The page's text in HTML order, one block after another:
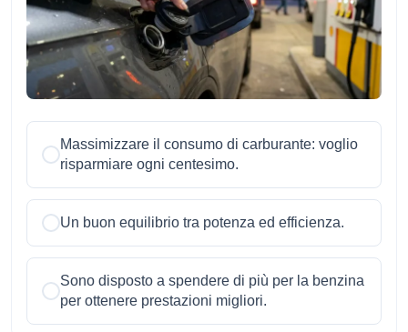
Massimizzare il consumo di carburante: voglio
risparmiare ogni centesimo.
Un buon equilibrio tra potenza ed efficienza.
Sono disposto a spendere di più per la benzina
per ottenere prestazioni migliori.